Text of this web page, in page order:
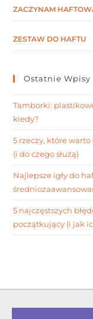
ZACZYNAM
ZESTAW DO HAFTU
Ostatnie Wpisy
Tamborki:
kiedy?
5 rzeczy, które
(i do czego służą)
Najlepsze igły do
5 najczęstszych
początkujący (i jak